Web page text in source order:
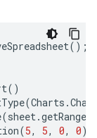
();
()
(Charts .
(sheet.getRange
(5, 5, 0, 0);